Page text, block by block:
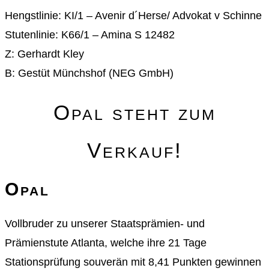
Hengstlinie: KI/1 – Avenir d´Herse/ Advokat v Schinne
Stutenlinie: K66/1 – Amina S 12482
Z: Gerhardt Kley
B: Gestüt Münchshof (NEG GmbH)
Opal steht zum
Verkauf!
Opal
Vollbruder zu unserer Staatsprämien- und
Prämienstute Atlanta, welche ihre 21 Tage
Stationsprüfung souverän mit 8,41 Punkten gewinnen